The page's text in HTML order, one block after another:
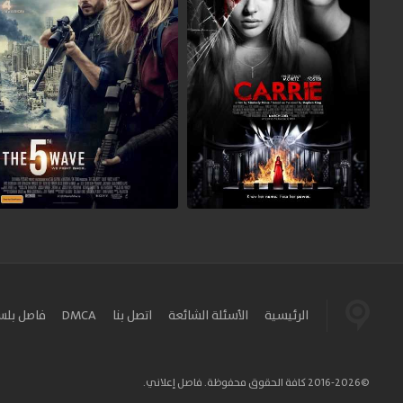
الرئيسية الأسئلة الشائعة اتصل بنا DMCA فاصل
©2016-2026 كافة الحقوق محفوظة. فاصل إعلاني.